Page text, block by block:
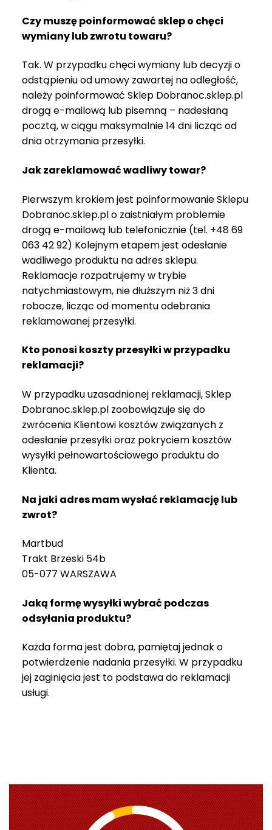
Czy muszę poinformować sklep o chęci
wymiany lub zwrotu towaru?
Tak. W przypadku chęci wymiany lub decyzji o
odstąpieniu od umowy zawartej na odległość,
należy poinformować Sklep Dobranoc.sklep.pl
drogą e-mailową lub pisemną – nadesłaną
pocztą, w ciągu maksymalnie 14 dni licząc od
dnia otrzymania przesyłki.
Jak zareklamować wadliwy towar?
Pierwszym krokiem jest poinformowanie Sklepu
Dobranoc.sklep.pl o zaistniałym problemie
drogą e-mailową lub telefonicznie (tel. +48 69
063 42 92) Kolejnym etapem jest odesłanie
wadliwego produktu na adres sklepu.
Reklamacje rozpatrujemy w trybie
natychmiastowym, nie dłuższym niż 3 dni
robocze, licząc od momentu odebrania
reklamowanej przesyłki.
Kto ponosi koszty przesyłki w przypadku
reklamacji?
W przypadku uzasadnionej reklamacji, Sklep
Dobranoc.sklep.pl zoobowiązuje się do
zwrócenia Klientowi kosztów związanych z
odesłanie przesyłki oraz pokryciem kosztów
wysyłki pełnowartościowego produktu do
Klienta.
Na jaki adres mam wysłać reklamację lub
zwrot?
Martbud
Trakt Brzeski 54b
05-077 WARSZAWA
Jaką formę wysyłki wybrać podczas
odsyłania produktu?
Każda forma jest dobra, pamiętaj jednak o
potwierdzenie nadania przesyłki. W przypadku
jej zaginięcia jest to podstawa do reklamacji
usługi.